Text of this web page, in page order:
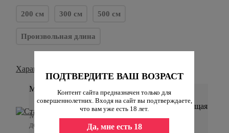
ПОДТВЕРДИТЕ ВАШ ВОЗРАСТ
Контент сайта предназначен только для
совершеннолетних. Входя на сайт вы подтверждаете,
что вам уже есть 18 лет.
Да, мне есть 18
200 см 300 см 500 см
Произвольная длина
Характеристики
Материал
Материал, из которого изготовлен
девайс.
нержавеющая